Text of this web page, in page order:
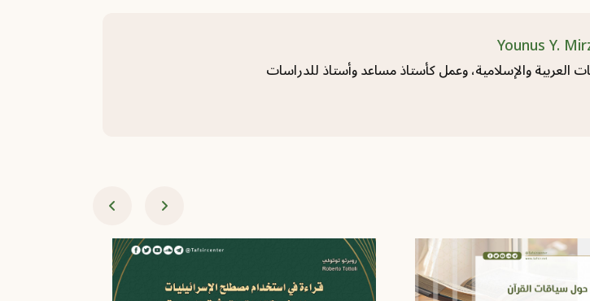
والإسلامية، وعمل كأستاذ مساعد وأستاذ للدراسات